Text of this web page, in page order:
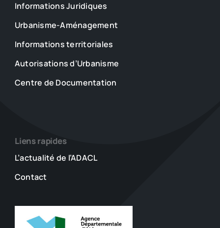
Informations Juridiques
Urbanisme-Aménagement
Informations territoriales
Autorisations d’Urbanisme
Centre de Documentation
Liens rapides
L’actualité de l’ADACL
Contact